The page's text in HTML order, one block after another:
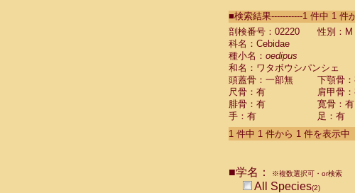
CebidaeSaguinus
Cebidae Saguinus
Cebidae
Cebidae
CebidaeSaguinus
Cebidae Saguinus
Cebidae Saguinus
Cebidae Saguinus
Cebidae Aotus
Cebidae Cebus
CebidaeCebus
CebidaeCebus
■検索結果-----------1 件中 1 件
剖検番号：02220
性別：M
科名：Cebidae
種小名： oedipus
和名：ワタボウシパンシェ
頭蓋骨：一部無
下顎骨
尺骨：有
肩甲骨
腓骨：有
寛骨：有
手：有
足：有
1 件中 1 件から 1 件を表示中
■学名： ※複数選択可・or検索
All Species(2)